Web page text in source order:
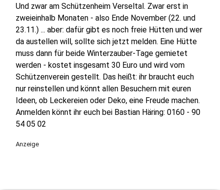
Und zwar am Schützenheim Verseltal. Zwar erst in
zweieinhalb Monaten - also Ende November (22. und
23.11.) ... aber: dafür gibt es noch freie Hütten und wer
da austellen will, sollte sich jetzt melden. Eine Hütte
muss dann für beide Winterzauber-Tage gemietet
werden - kostet insgesamt 30 Euro und wird vom
Schützenverein gestellt. Das heißt: ihr braucht euch
nur reinstellen und könnt allen Besuchern mit euren
Ideen, ob Leckereien oder Deko, eine Freude machen.
Anmelden könnt ihr euch bei Bastian Häring: 0160 - 90
54 05 02
Anzeige